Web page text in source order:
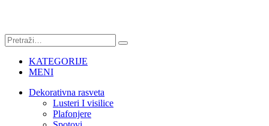
KATEGORIJE
MENI
Dekorativna rasveta
Lusteri I visilice
Plafonjere